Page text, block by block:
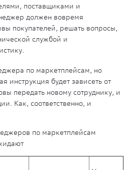
поставщиками и
должен вовремя
покупателей, решать вопросы,
службой и
по маркетплейсам, но
инструкция будет зависеть от
передать новому сотруднику, и
Как, соответственно, и
по маркетплейсам